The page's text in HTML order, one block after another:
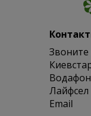
Водафон
Лайфсел
Email